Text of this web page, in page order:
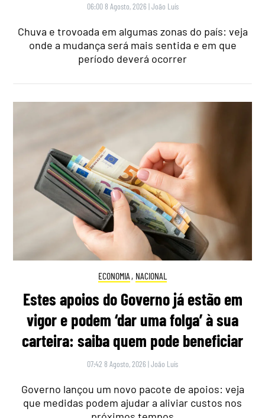
06:00 8 Agosto, 2026 |João Luís
Chuva e trovoada em algumas zonas do país: veja
onde a mudança será mais sentida e em que
período deverá ocorrer
ECONOMIA , NACIONAL
Estes apoios do Governo já estão em
vigor e podem ‘dar uma folga’ à sua
carteira: saiba quem pode beneficiar
07:42 8 Agosto, 2026 |João Luís
Governo lançou um novo pacote de apoios: veja
que medidas podem ajudar a aliviar custos nos